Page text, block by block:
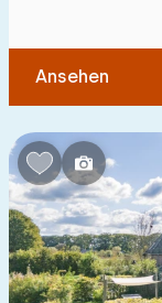
Ansehen